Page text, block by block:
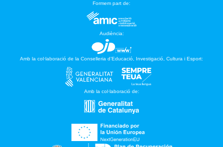
Formem part de:
Audiència:
Amb la col·laboració de la Conselleria d’Educació, Investigació, Cultura i Esport:
Amb la col·laboració de: